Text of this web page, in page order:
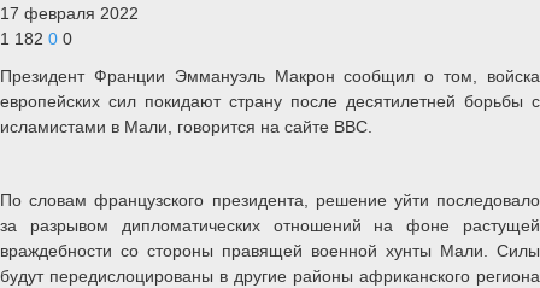
17 февраля 2022
1 182 0 0
Президент Франции Эммануэль Макрон сообщил о том, войска
европейских сил покидают страну после десятилетней борьбы с
исламистами в Мали, говорится на сайте BBC.
По словам французского президента, решение уйти последовало
за разрывом дипломатических отношений на фоне растущей
враждебности со стороны правящей военной хунты Мали. Силы
будут передислоцированы в другие районы африканского региона